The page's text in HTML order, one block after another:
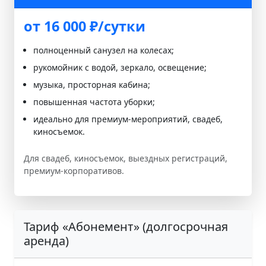
от 16 000 ₽/сутки
полноценный санузел на колесах;
рукомойник с водой, зеркало, освещение;
музыка, просторная кабина;
повышенная частота уборки;
идеально для премиум-мероприятий, свадеб,
киносъемок.
Для свадеб, киносъемок, выездных регистраций,
премиум-корпоративов.
Тариф «Абонемент» (долгосрочная
аренда)